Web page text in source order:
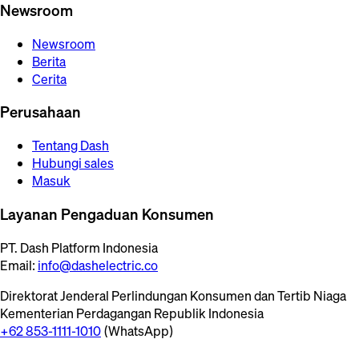
Newsroom
Newsroom
Berita
Cerita
Perusahaan
Tentang Dash
Hubungi sales
Masuk
Layanan Pengaduan Konsumen
PT. Dash Platform Indonesia
Email: info@dashelectric.co
Direktorat Jenderal Perlindungan Konsumen dan Tertib Niaga
Kementerian Perdagangan Republik Indonesia
+62 853-1111-1010(WhatsApp)